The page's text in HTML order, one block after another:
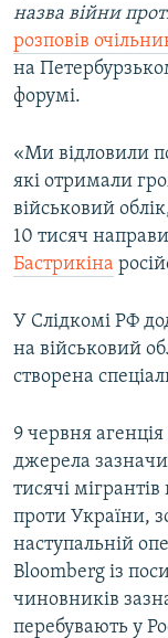
назва війни
розповів
на
форумі.
«Ми відловили
які отримали
військовий
10 тисяч
Бастрикіна
У Слідкомі РФ
на військовий
створена
9 червня
джерела
тисячі
проти України,
наступальній
Bloomberg із
чиновників
перебувають у